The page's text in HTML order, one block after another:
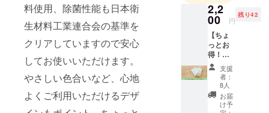
料使用、除菌性能も日本衛
生材料工業連合会の基準を
クリアしていますので安心
してお使いいただけます。
やさしい色合いなど、心地
よくご利用いただけるデザ
2,2
00 円
残り42
【ちょ
っとお
得！気
軽に応
援コー
ス】 ・
ごはん
で作っ
支援
者：
8人
お届
け予